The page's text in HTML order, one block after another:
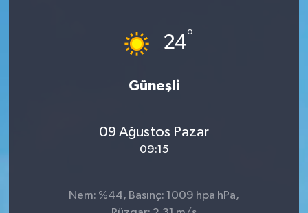
24°
Güneşli
09 Ağustos Pazar
09:15
Nem: %44, Basınç: 1009 hpa hPa,